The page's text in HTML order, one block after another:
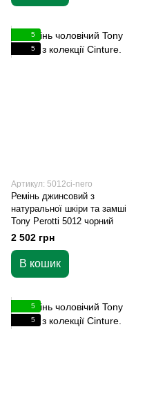
5
5
Артикул: 5012ci-nero
Ремінь джинсовий з
натуральної шкіри та замші
Tony Perotti 5012 чорний
2 502 грн
В кошик
5
5